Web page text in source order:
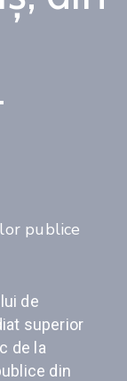
publice
de
superior
de la
din